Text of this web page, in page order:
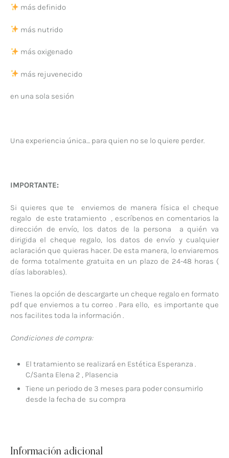
más definido
más nutrido
más oxigenado
más rejuvenecido
en una sola sesión
Una experiencia única… para quien no se lo quiere perder.
IMPORTANTE:
Si quieres que te enviemos de manera física el cheque
regalo de este tratamiento , escríbenos en comentarios la
dirección de envío, los datos de la persona a quién va
dirigida el cheque regalo, los datos de envío y cualquier
aclaración que quieras hacer. De esta manera, lo enviaremos
de forma totalmente gratuita en un plazo de 24-48 horas (
días laborables).
Tienes la opción de descargarte un cheque regalo en formato
pdf que enviemos a tu correo . Para ello, es importante que
nos facilites toda la información .
Condiciones de compra:
El tratamiento se realizará en Estética Esperanza .
C/Santa Elena 2 , Plasencia
Tiene un periodo de 3 meses para poder consumirlo
desde la fecha de su compra
Información adicional